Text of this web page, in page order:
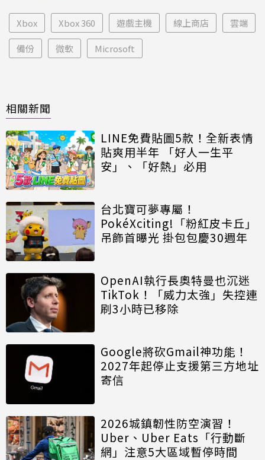
Xbox Xbox 360 遊戲主機 線上商店 雲端
備份 微軟 Microsoft
相關新聞
LINE免費貼圖5款！全新表情
貼爽用半年 「好人一生平
安」、「好熱」必用
台北寶可夢專屬！
PokéXciting!「粉紅皮卡丘」
吊飾首曝光 掛包包慶30週年
OpenAI執行長奧特曼也沉迷
TikTok！「威力太強」失控連
刷3小時已移除
Google將砍Gmail神功能！
2027年起停止支援第三方地址
寄信
2026城鎮韌性防空演習！
Uber、Uber Eats「行動斷
網」注意5大區域暫停時間